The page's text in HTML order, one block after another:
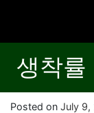
생착률
Posted on July 9,